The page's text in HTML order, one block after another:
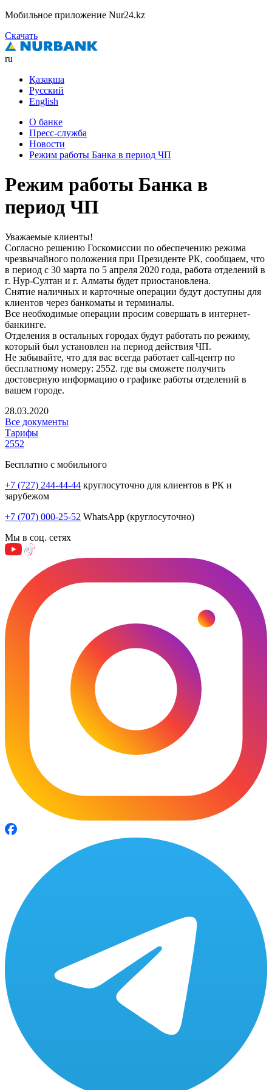
Мобильное приложение Nur24.kz
Скачать
ru
Қазақша
Русский
English
О банке
Пресс-служба
Новости
Режим работы Банка в период ЧП
Режим работы Банка в
период ЧП
Уважаемые клиенты!
Согласно решению Госкомиссии по обеспечению режима
чрезвычайного положения при Президенте РК, сообщаем, что
в период с 30 марта по 5 апреля 2020 года, работа отделений в
г. Нур-Султан и г. Алматы будет приостановлена.
Снятие наличных и карточные операции будут доступны для
клиентов через банкоматы и терминалы.
Все необходимые операции просим совершать в интернет-
банкинге.
Отделения в остальных городах будут работать по режиму,
который был установлен на период действия ЧП.
Не забывайте, что для вас всегда работает call-центр по
бесплатному номеру: 2552. где вы сможете получить
достоверную информацию о графике работы отделений в
вашем городе.
28.03.2020
Все документы
Тарифы
2552
Бесплатно с мобильного
+7 (727) 244-44-44 круглосуточно для клиентов в РК и
зарубежом
+7 (707) 000-25-52 WhatsApp (круглосуточно)
Мы в соц. сетях